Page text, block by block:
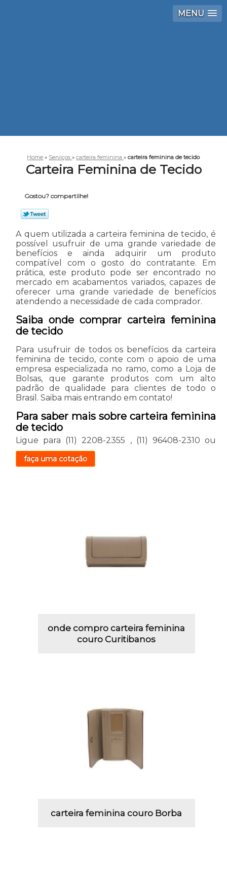
MENU
Home » Serviços»carteira feminina»carteira feminina de tecido
Carteira Feminina de Tecido
Gostou? compartilhe!
A quem utilizada a carteira feminina de tecido, é
possível usufruir de uma grande variedade de
benefícios e ainda adquirir um produto
compatível com o gosto do contratante. Em
prática, este produto pode ser encontrado no
mercado em acabamentos variados, capazes de
oferecer uma grande variedade de benefícios
atendendo a necessidade de cada comprador.
Saiba onde comprar carteira feminina
de tecido
Para usufruir de todos os benefícios da carteira
feminina de tecido, conte com o apoio de uma
empresa especializada no ramo, como a Loja de
Bolsas, que garante produtos com um alto
padrão de qualidade para clientes de todo o
Brasil. Saiba mais entrando em contato!
Para saber mais sobre carteira feminina
de tecido
Ligue para (11) 2208-2355 , (11) 96408-2310 ou
faça uma cotação
onde compro carteira feminina
couro Curitibanos
carteira feminina couro Borba